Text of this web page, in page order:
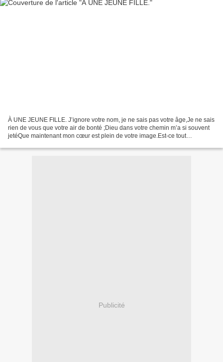
À UNE JEUNE FILLE. J’ignore votre nom, je ne sais pas votre âge,Je ne sais
rien de vous que votre air de bonté ;Dieu dans votre chemin m’a si souvent
jetéQue maintenant mon cœur est plein de votre image.Est-ce tout
Publicité